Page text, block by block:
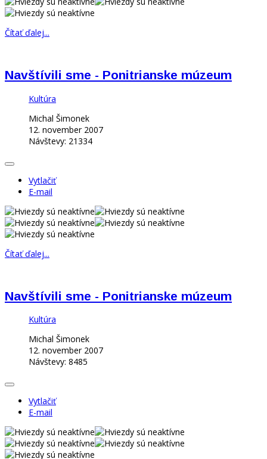
Čítať ďalej...
Navštívili sme - Ponitrianske múzeum
Kultúra
Michal Šimonek
12. november 2007
Návštevy: 21334
Vytlačiť
E-mail
Čítať ďalej...
Navštívili sme - Ponitrianske múzeum
Kultúra
Michal Šimonek
12. november 2007
Návštevy: 8485
Vytlačiť
E-mail